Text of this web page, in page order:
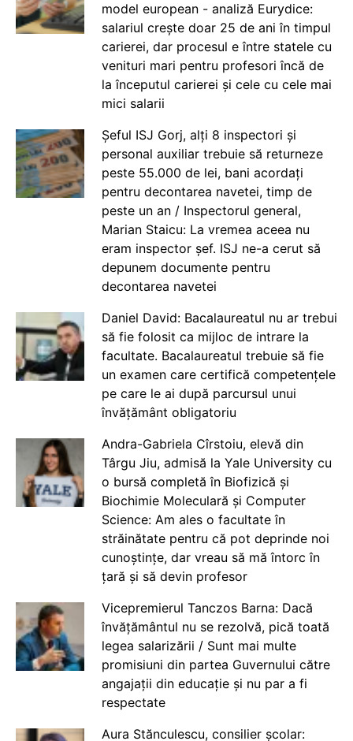
model european - analiză Eurydice:
salariul crește doar 25 de ani în timpul
carierei, dar procesul e între statele cu
venituri mari pentru profesori încă de
la începutul carierei și cele cu cele mai
mici salarii
Șeful ISJ Gorj, alți 8 inspectori și
personal auxiliar trebuie să returneze
peste 55.000 de lei, bani acordați
pentru decontarea navetei, timp de
peste un an / Inspectorul general,
Marian Staicu: La vremea aceea nu
eram inspector șef. ISJ ne-a cerut să
depunem documente pentru
decontarea navetei
Daniel David: Bacalaureatul nu ar trebui
să fie folosit ca mijloc de intrare la
facultate. Bacalaureatul trebuie să fie
un examen care certifică competențele
pe care le ai după parcursul unui
învățământ obligatoriu
Andra-Gabriela Cîrstoiu, elevă din
Târgu Jiu, admisă la Yale University cu
o bursă completă în Biofizică și
Biochimie Moleculară și Computer
Science: Am ales o facultate în
străinătate pentru că pot deprinde noi
cunoștințe, dar vreau să mă întorc în
țară și să devin profesor
Vicepremierul Tanczos Barna: Dacă
învățământul nu se rezolvă, pică toată
legea salarizării / Sunt mai multe
promisiuni din partea Guvernului către
angajații din educație și nu par a fi
respectate
Aura Stănculescu, consilier școlar: